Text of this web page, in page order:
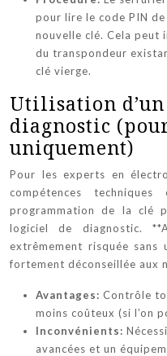
pour lire le code PIN
nouvelle clé. Cela peut
du transpondeur
clé vierge.
Utilisation
diagnostic
uniquement)
Pour les experts en
compétences
programmation de la clé
logiciel de diagnostic.
extrêmement risquée
fortement déconseillée aux
Avantages: Contrôle
moins coûteux (si l’on
Inconvénients:
avancées et un